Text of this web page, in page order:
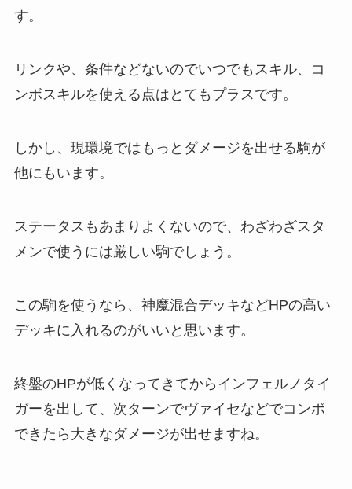
す。
リンクや、条件などないのでいつでもスキル、コ
ンボスキルを使える点はとてもプラスです。
しかし、現環境ではもっとダメージを出せる駒が
他にもいます。
ステータスもあまりよくないので、わざわざスタ
メンで使うには厳しい駒でしょう。
この駒を使うなら、神魔混合デッキなどHPの高い
デッキに入れるのがいいと思います。
終盤のHPが低くなってきてからインフェルノタイ
ガーを出して、次ターンでヴァイセなどでコンボ
できたら大きなダメージが出せますね。